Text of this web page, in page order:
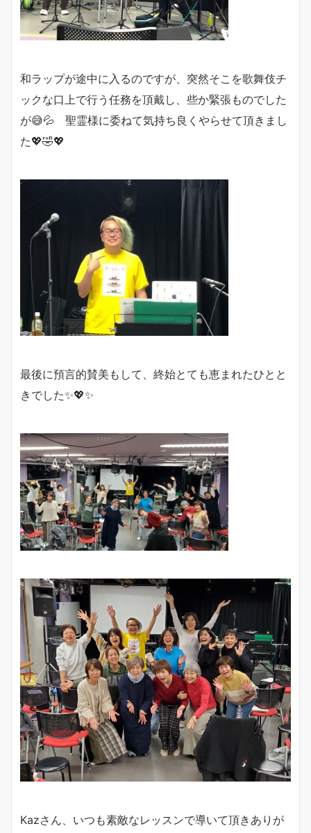
和ラップが途中に入るのですが、突然そこを歌舞伎チ
ックな口上で行う任務を頂戴し、些か緊張ものでした
が😅💦 聖霊様に委ねて気持ち良くやらせて頂きまし
た💖🤣💖
最後に預言的賛美もして、終始とても恵まれたひとと
きでした✨💖✨
Kazさん、いつも素敵なレッスンで導いて頂きありが